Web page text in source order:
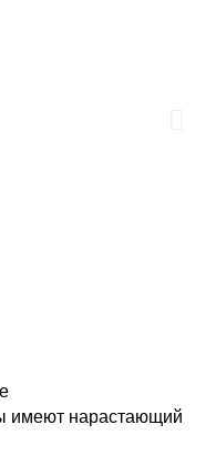
имеют нарастающий